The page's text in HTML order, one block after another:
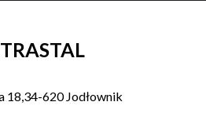
18,34-620 Jodłownik